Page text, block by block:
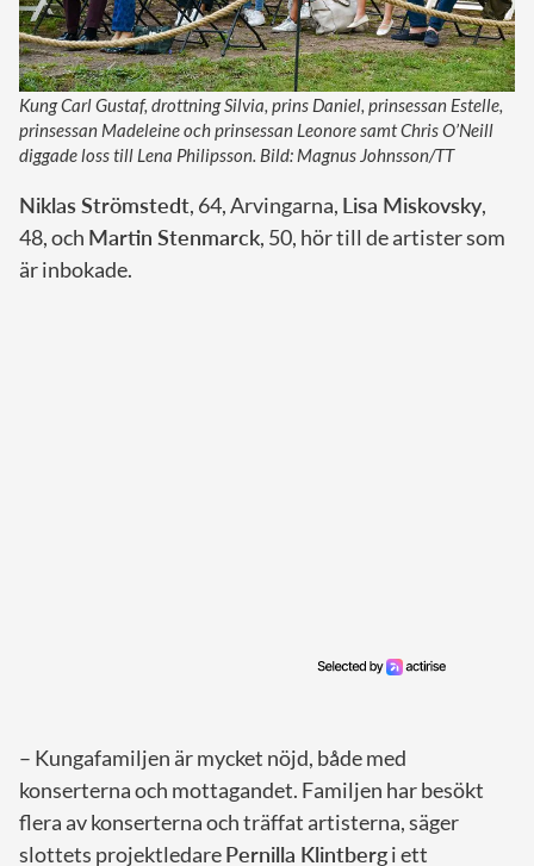
Kung Carl Gustaf, drottning Silvia, prins Daniel, prinsessan Estelle,
prinsessan Madeleine och prinsessan Leonore samt Chris O’Neill
diggade loss till Lena Philipsson. Bild: Magnus Johnsson/TT
Niklas Strömstedt, 64, Arvingarna, Lisa Miskovsky,
48, och Martin Stenmarck, 50, hör till de artister som
är inbokade.
– Kungafamiljen är mycket nöjd, både med
konserterna och mottagandet. Familjen har besökt
flera av konserterna och träffat artisterna, säger
slottets projektledarePernilla Klintbergi ett